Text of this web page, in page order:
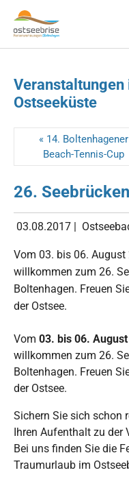
Skip to main navigation
Zum Hauptinhalt springen
Skip to page footer
Veranstaltungen
Ostseeküste
« 14. Boltenhagener
Beach-Tennis-Cup
26.
03.08.2017 |
Vom 03. bis 06.
willkommen zum 26.
Boltenhagen. Freuen
der Ostsee.
Vom 03. bis 06.
willkommen zum 26.
Boltenhagen. Freuen
der Ostsee.
Sichern Sie sich schon
Ihren Aufenthalt zu der
Bei uns finden Sie die
Traumurlaub im